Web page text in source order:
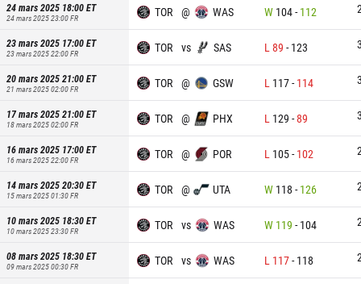
24 mars 2025 18:00ET
24 mars 2025 23:00FR TOR @ WAS W 104- 112
23 mars 2025 17:00ET
23 mars 2025 22:00FR TOR vs SAS L 89 - 123
20 mars 2025 21:00ET
21 mars 2025 02:00FR TOR @ GSW L 117- 114
17 mars 2025 21:00ET
18 mars 2025 02:00FR TOR @ PHX L 129 -89
16 mars 2025 17:00ET
16 mars 2025 22:00FR TOR @ POR L 105- 102
14 mars 2025 20:30ET
15 mars 2025 01:30FR TOR @ UTA W 118 - 126
10 mars 2025 18:30ET
10 mars 2025 23:30FR TOR vs WAS W 119 - 104
08 mars 2025 18:30ET
09 mars 2025 00:30FR TOR vs WAS L 117- 118